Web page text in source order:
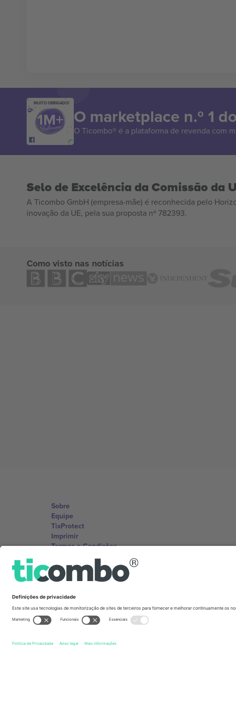
MUITO OBRIGADO!
O marketplace n.º 1
O Ticombo® é a plataforma de revenda com
Selo de Excelência da Comissão da
A Ticombo GmbH (empresa-mãe) é reconhecida pelo
inovação da UE, pela sua proposta nº 782393.
Como visto nas notícias
Sobre
Equipe
TixProtect
Imprimir
Termos e Condições
Programa de afiliados